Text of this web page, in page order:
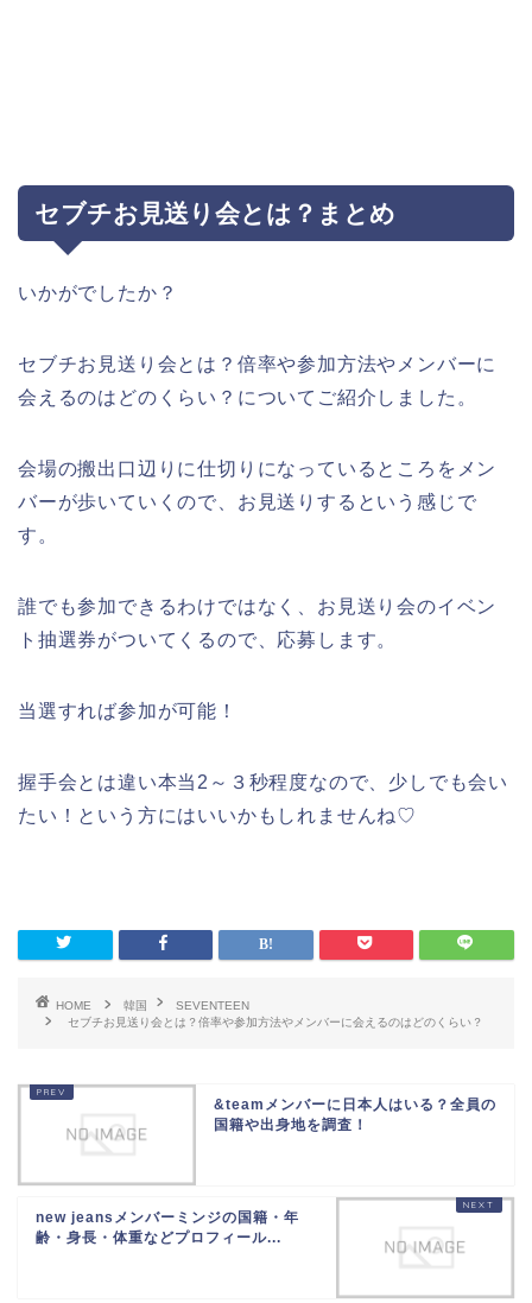
セブチお見送り会とは？まとめ
いかがでしたか？
セブチお見送り会とは？倍率や参加方法やメンバーに
会えるのはどのくらい？についてご紹介しました。
会場の搬出口辺りに仕切りになっているところをメン
バーが歩いていくので、お見送りするという感じで
す。
誰でも参加できるわけではなく、お見送り会のイベン
ト抽選券がついてくるので、応募します。
当選すれば参加が可能！
握手会とは違い本当2～３秒程度なので、少しでも会い
たい！という方にはいいかもしれませんね♡
HOME 韓国
SEVENTEEN
セブチお見送り会とは？倍率や参加方法やメンバーに会えるのはどのくらい？
&teamメンバーに日本人はいる？全員の
国籍や出身地を調査！
new jeansメンバーミンジの国籍・年
齢・身長・体重などプロフィール...